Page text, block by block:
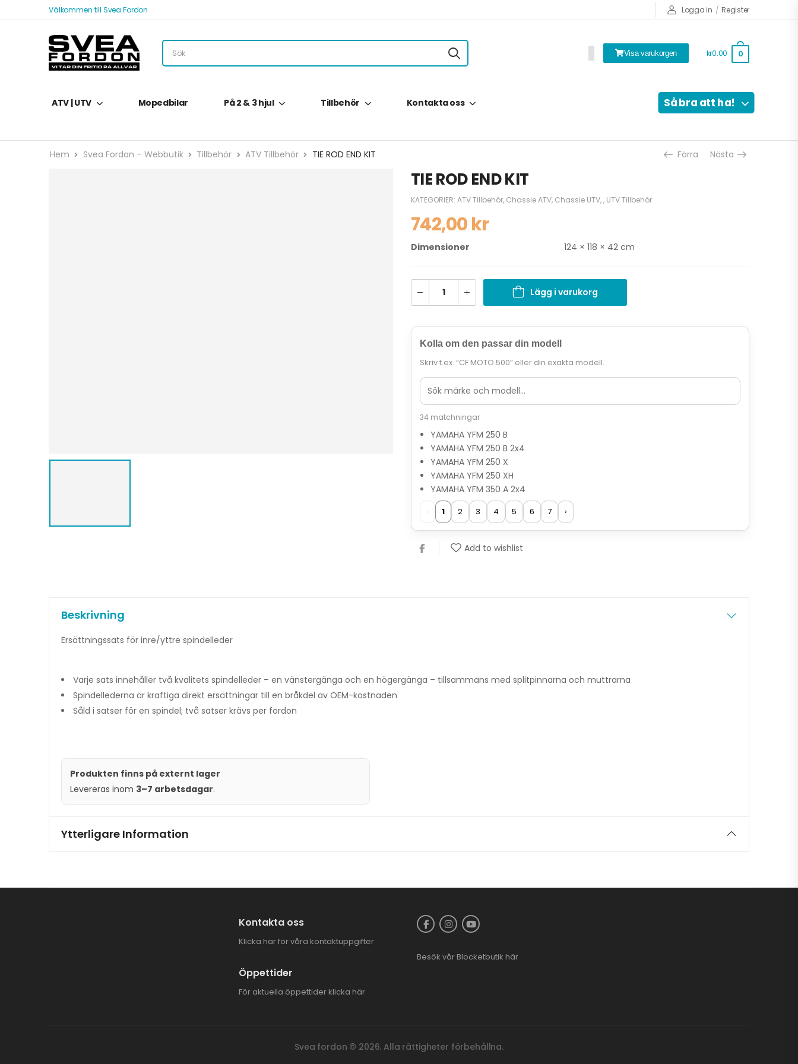
Välkommen till Svea Fordon Logga in / Register
Visa varukorgen kr0.00 0
ATV | UTV Mopedbilar På 2 & 3 hjul Tillbehör Kontakta oss Så bra att ha!
Hem Svea Fordon – Webbutik Tillbehör ATV Tillbehör TIE ROD END KIT Förra Nästa
TIE ROD END KIT
KATEGORIER: ATV Tillbehör, Chassie ATV, Chassie UTV,, UTV Tillbehör
742,00kr
Dimensioner 124 × 118 × 42 cm
Lägg i varukorg
Kolla om den passar din modell
Skriv t.ex. “CF MOTO 500” eller din exakta modell.
34 matchningar
YAMAHA YFM 250 B
YAMAHA YFM 250 B 2x4
YAMAHA YFM 250 X
YAMAHA YFM 250 XH
YAMAHA YFM 350 A 2x4
‹ 1 2 3 4 5 6 7 ›
Add to wishlist
Beskrivning
Ersättningssats för inre/yttre spindelleder
Varje sats innehåller två kvalitets spindelleder – en vänstergänga och en högergänga – tillsammans med splitpinnarna och muttrarna
Spindellederna är kraftiga direkt ersättningar till en bråkdel av OEM-kostnaden
Såld i satser för en spindel; två satser krävs per fordon
Produkten finns på externt lager
Levereras inom 3–7 arbetsdagar.
Ytterligare Information
Kontakta oss
Klicka här för våra kontaktuppgifter
Öppettider
För aktuella öppettider klicka här
Besök vår Blocketbutik här
Svea fordon © 2026. Alla rättigheter förbehållna.